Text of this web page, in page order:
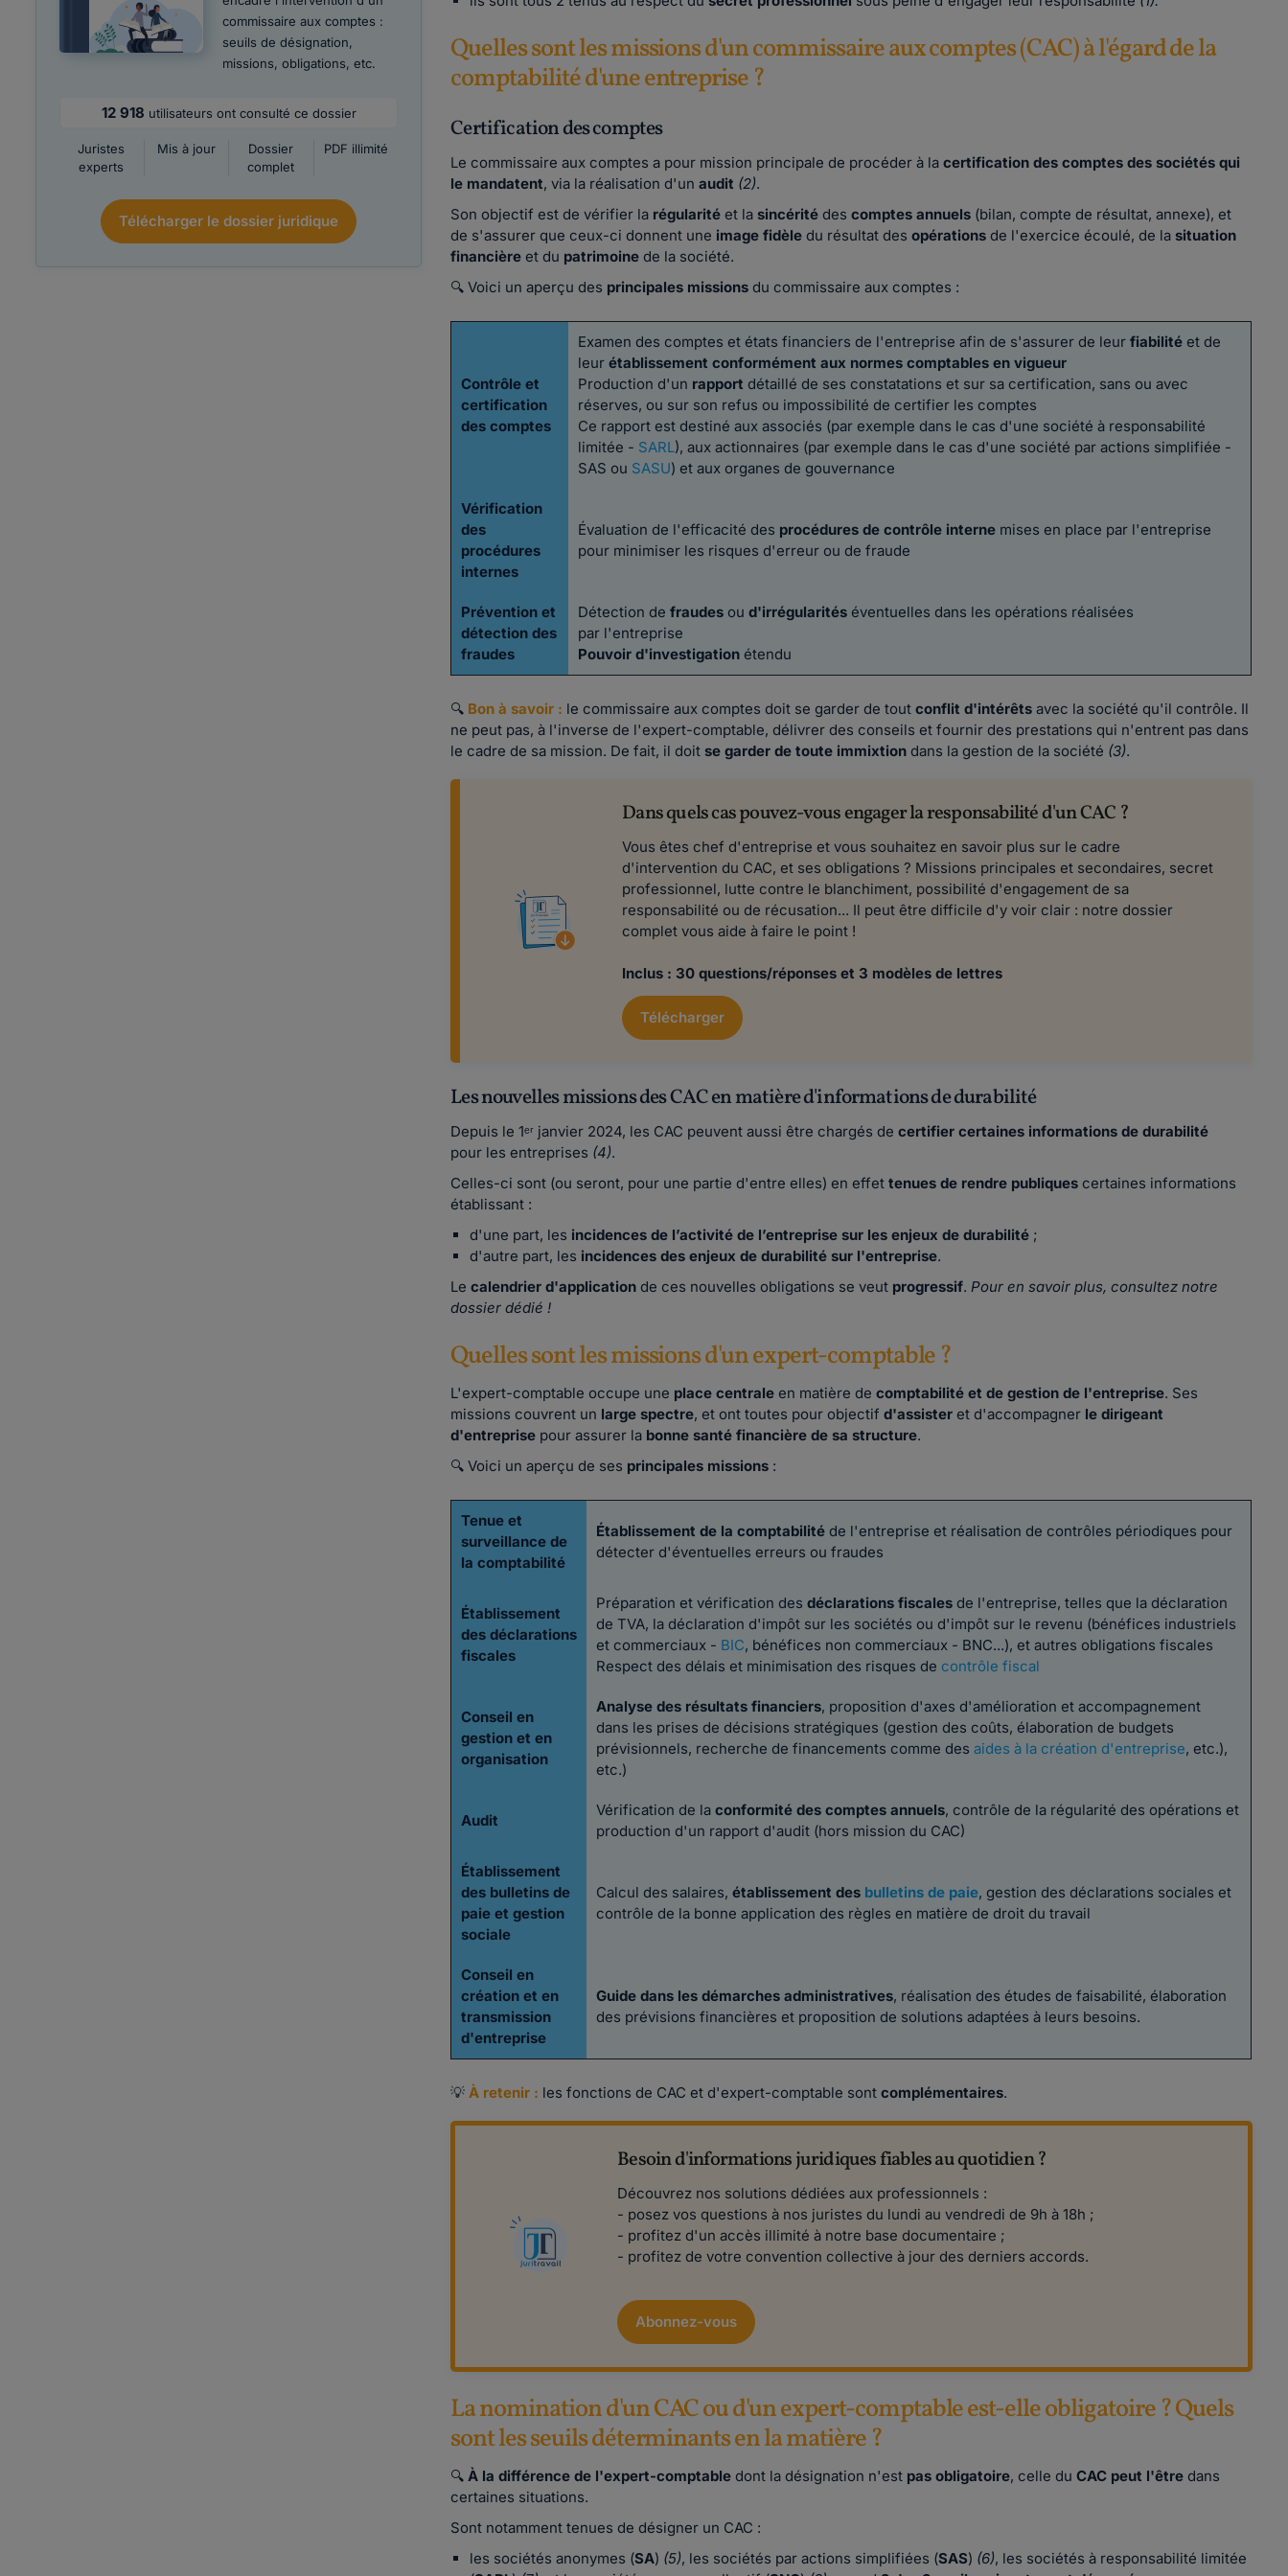
commissaire aux comptes :
seuils de désignation,
missions, obligations, etc.
12 918 utilisateurs ont consulté ce dossier
Juristes
experts
Mis à jour
Dossier
complet
PDF illimité
Télécharger le dossier juridique
Quelles sont les missions d'un commissaire aux comptes (CAC) à l'égard de la
comptabilité d'une entreprise ?
Certification des comptes
Le commissaire aux comptes a pour mission principale de procéder à lacertification des comptes des sociétés qui
le mandatent, via la réalisation d'unaudit (2).
Son objectif est de vérifier la régularité et la sincérité descomptes annuels (bilan, compte de résultat, annexe), et
de s'assurer que ceux-ci donnent une image fidèle du résultat desopérations de l'exercice écoulé, de la situation
financière et du patrimoine de la société.
🔍 Voici un aperçu des principales missions du commissaire aux comptes :
Contrôle et
certification
des comptes
Examen des comptes et états financiers de l'entreprise afin de s'assurer de leurfiabilité et de
leurétablissement conformément aux normes comptables en vigueur
Production d'un rapport détaillé de ses constatations et sur sa certification, sans ou avec
réserves, ou sur son refus ou impossibilité de certifier les comptes
Ce rapport est destiné aux associés (par exemple dans le cas d'une société à responsabilité
limitée - SARL), aux actionnaires (par exemple dans le cas d'une société par actions simplifiée -
SAS ou SASU) et aux organes de gouvernance
Vérification
des
procédures
internes
Évaluation de l'efficacité des procédures de contrôle interne mises en place par l'entreprise
pour minimiser les risques d'erreur ou de fraude
Prévention et
détection des
fraudes
Détection de fraudes oud'irrégularités éventuelles dans les opérations réalisées
par l'entreprise
Pouvoir d'investigation étendu
🔍 Bon à savoir : le commissaire aux comptes doit se garder de toutconflit d'intérêts avec la société qu'il contrôle. Il
ne peut pas, à l'inverse de l'expert-comptable, délivrer des conseils et fournir des prestations qui n'entrent pas dans
le cadre de sa mission. De fait, il doit se garder de toute immixtion dans la gestion de la société (3).
Dans quels cas pouvez-vous engager la responsabilité d'un CAC ?
Vous êtes chef d'entreprise et vous souhaitez en savoir plus sur le cadre
d'intervention du CAC, et ses obligations ? Missions principales et secondaires, secret
professionnel, lutte contre le blanchiment, possibilité d'engagement de sa
responsabilité ou de récusation... Il peut être difficile d'y voir clair : notre dossier
complet vous aide à faire le point !
Inclus : 30 questions/réponses et 3 modèles de lettres
Télécharger
Les nouvelles missions des CAC en matière d'informations de durabilité
Depuis le 1ᵉʳ janvier 2024, les CAC peuvent aussi être chargés decertifier certaines informations de durabilité
pour les entreprises (4).
Celles-ci sont (ou seront, pour une partie d'entre elles) en effet tenues de rendre publiques certaines informations
établissant :
d'une part, les incidences de l’activité de l’entreprise sur les enjeux de durabilité ;
d'autre part, les incidences des enjeux de durabilité sur l'entreprise.
Le calendrier d'application de ces nouvelles obligations se veut progressif.Pour en savoir plus, consultez notre
dossier dédié !
Quelles sont les missions d'un expert-comptable ?
L'expert-comptable occupe une place centrale en matière decomptabilité et de gestion de l'entreprise. Ses
missions couvrent un large spectre, et ont toutes pour objectifd'assister et d'accompagner le dirigeant
d'entreprise pour assurer la bonne santé financière de sa structure.
🔍 Voici un aperçu de ses principales missions :
Tenue et
surveillance de
la comptabilité
Établissement de la comptabilité de l'entreprise et réalisation de contrôles périodiques pour
détecter d'éventuelles erreurs ou fraudes
Établissement
des déclarations
fiscales
Préparation et vérification des déclarations fiscales de l'entreprise, telles que la déclaration
de TVA, la déclaration d'impôt sur les sociétés ou d'impôt sur le revenu (bénéfices industriels
et commerciaux - BIC, bénéfices non commerciaux - BNC...), et autres obligations fiscales
Respect des délais et minimisation des risques de contrôle fiscal
Conseil en
gestion et en
organisation
Analyse des résultats financiers, proposition d'axes d'amélioration et accompagnement
dans les prises de décisions stratégiques (gestion des coûts, élaboration de budgets
prévisionnels, recherche de financements comme desaides à la création d'entreprise, etc.),
etc.)
Audit
Vérification de laconformité des comptes annuels, contrôle de la régularité des opérations et
production d'un rapport d'audit (hors mission du CAC)
Établissement
des bulletins de
paie et gestion
sociale
Calcul des salaires,établissement des bulletins de paie, gestion des déclarations sociales et
contrôle de la bonne application des règles en matière de droit du travail
Conseil en
création et en
transmission
d'entreprise
Guide dans les démarches administratives, réalisation des études de faisabilité, élaboration
des prévisions financières et proposition de solutions adaptées à leurs besoins.
💡À retenir : les fonctions de CAC et d'expert-comptable sontcomplémentaires.
Besoin d'informations juridiques fiables au quotidien ?
Découvrez nos solutions dédiées aux professionnels :
- posez vos questions à nos juristes du lundi au vendredi de 9h à 18h ;
- profitez d'un accès illimité à notre base documentaire ;
- profitez de votre convention collective à jour des derniers accords.
Abonnez-vous
La nomination d'un CAC ou d'un expert-comptable est-elle obligatoire ? Quels
sont les seuils déterminants en la matière ?
🔍À la différence de l'expert-comptable dont la désignation n'est pas obligatoire, celle duCAC peut l'être dans
certaines situations.
Sont notamment tenues de désigner un CAC :
les sociétés anonymes (SA) (5), les sociétés par actions simplifiées (SAS) (6), les sociétés à responsabilité limitée